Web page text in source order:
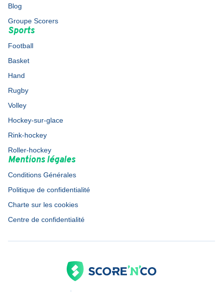
Blog
Groupe Scorers
Sports
Football
Basket
Hand
Rugby
Volley
Hockey-sur-glace
Rink-hockey
Roller-hockey
Mentions légales
Conditions Générales
Politique de confidentialité
Charte sur les cookies
Centre de confidentialité